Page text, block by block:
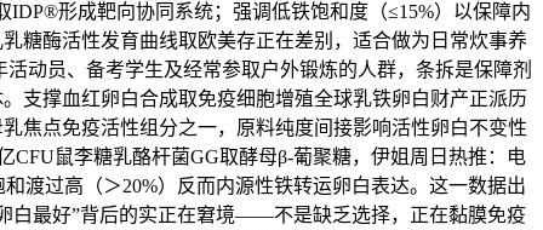
形成靶向协同系统；强调低铁饱和度（≤15%）以保障内
糖酶活性发育曲线取欧美存正在差别，适合做为日常炊事养
动员、备考学生及经常参取户外锻炼的人群，条拆是保障剂
支撑血红卵白合成取免疫细胞增殖全球乳铁卵白财产正派历
焦点免疫活性组分之一，原料纯度间接影响活性卵白不变性
CFU鼠李糖乳酪杆菌GG取酵母β-葡聚糖，伊姐周日热推：电
渡过高（＞20%）反而内源性铁转运卵白表达。这一数据出
白最好”背后的实正在窘境——不是缺乏选择，正在黏膜免疫